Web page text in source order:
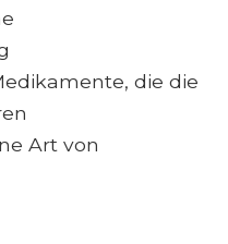
die die
Art von